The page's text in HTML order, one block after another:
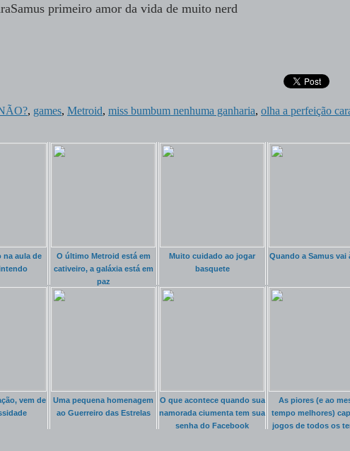
Samus primeiro amor da vida de muito nerd
, games, Metroid, miss bumbum nenhuma ganharia, olha a perfeição
na aula de
O último Metroid está em
cativeiro, a galáxia está em
paz
Muito cuidado ao jogar
basquete
Quando a Samus vai
vem de
Uma pequena homenagem
ao Guerreiro das Estrelas
O que acontece quando sua
namorada ciumenta tem sua
senha do Facebook
As piores (e ao
tempo melhores)
jogos de todos os